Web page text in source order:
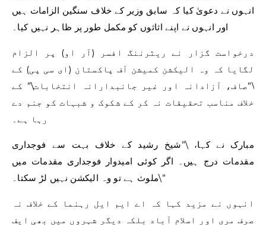
انہوں نے دعویٰ کیا کہ سابق وزیر کے خلاف سنگین الزامات ہیں
اور انہوں نے اپنے اثاثوں کو مکمل طور پر ظاہر نہیں کیا۔
درخواست گزار نے ریٹرننگ افسر (آر او) پر الزام
لگایا کہ وہ الیکشن کمیشن آف پاکستان (ای سی پی) کے
\”صاف، آزادانہ اور غیر جانبدارانہ انتخابات\” کے
خلاف مناسب تحقیقات نہ کر کے شکوک و شبہات کو جنم دے
رہا ہے۔
مبارک نے کہا، \”شیخ رشید کے خلاف بہت سے فوجداری
مقدمات درج ہیں۔ اگر کوئی امیدوار فوجداری مقدمات میں
ملوث ہے تو وہ الیکشن نہیں لڑ سکتا۔\”
انہوں نے مزید کہا کہ اے ایم ایل رہنما کے خلاف نہ
صرف مری اور اسلام آباد بلکہ دیگر شہروں میں بھی ایف